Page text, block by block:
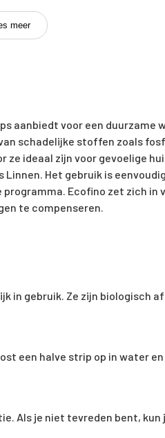
meer
aanbiedt voor een duurzame
schadelijke stoffen zoals
ze ideaal zijn voor gevoelige
Het gebruik is
Ecofino zet zich in
te compenseren.
in gebruik. Ze zijn biologisch
een halve strip op in water
Als je niet tevreden bent, kun